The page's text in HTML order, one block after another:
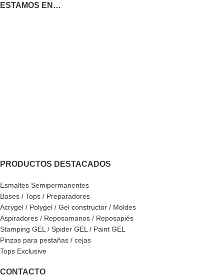
ESTAMOS EN…
PRODUCTOS DESTACADOS
Esmaltes Semipermanentes
Bases / Tops / Preparadores
Acrygel / Polygel / Gel constructor / Moldes
Aspiradores / Reposamanos / Reposapiés
Stamping GEL / Spider GEL / Paint GEL
Pinzas para pestañas / cejas
Tops Exclusive
CONTACTO